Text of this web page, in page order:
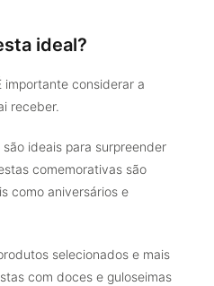
ideal?
importante considerar a
receber.
ideais para surpreender
comemorativas são
como aniversários e
selecionados e mais
com doces e guloseimas